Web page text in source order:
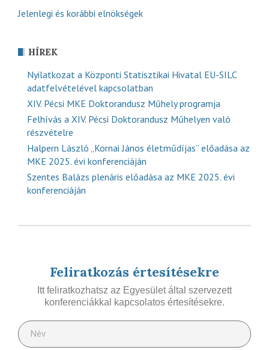
Jelenlegi és korábbi elnökségek
HÍREK
Nyilatkozat a Központi Statisztikai Hivatal EU-SILC
adatfelvételével kapcsolatban
XIV. Pécsi MKE Doktorandusz Műhely programja
Felhívás a XIV. Pécsi Doktorandusz Műhelyen való
részvételre
Halpern László „Kornai János életműdíjas” előadása az
MKE 2025. évi konferenciáján
Szentes Balázs plenáris előadása az MKE 2025. évi
konferenciáján
Feliratkozás értesítésekre
Itt feliratkozhatsz az Egyesület által szervezett
konferenciákkal kapcsolatos értesítésekre.